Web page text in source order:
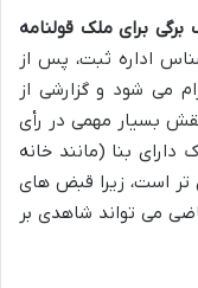
برای ملک قولنامه
اداره ثبت، پس از
می شود و گزارشی از
بسیار مهمی در رأی
بنا (مانند خانه
تر است، زیرا قبض های
می تواند شاهدی بر